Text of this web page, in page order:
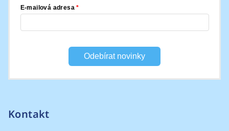
E-mailová adresa
Odebírat novinky
Kontakt